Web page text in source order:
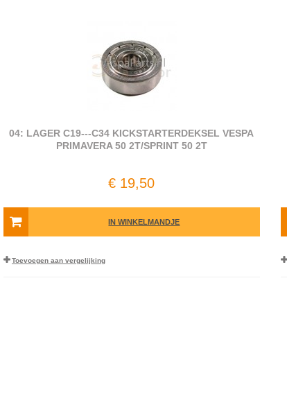
04: LAGER C19---C34 KICKSTARTERDEKSEL VESPA
PRIMAVERA 50 2T/SPRINT 50 2T
€ 19,50
IN WINKELMANDJE
Toevoegen aan vergelijking